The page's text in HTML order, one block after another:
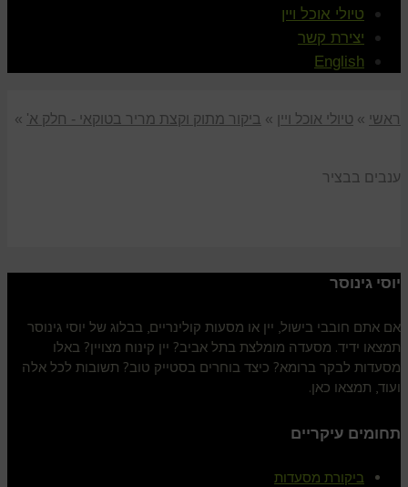
טיולי אוכל ויין
יצירת קשר
English
ראשי » טיולי אוכל ויין » ביקור מתוק וקצת מריר בטוקאי - חלק א' »
ענבים בבציר
יוסי גינוסר
אם אתם חובבי בישול, יין או מסעות קולינריים, בבלוג של יוסי גינוסר
תמצאו ידיד. מסעדה מומלצת בתל אביב? יין קינוח מצויין? באלו
מסעדות לבקר ברומא? כיצד בוחרים בסטייק טוב? תשובות לכל אלה
ועוד, תמצאו כאן.
תחומים עיקריים
ביקורת מסעדות